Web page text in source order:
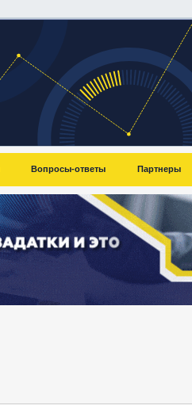
Вопросы-ответы Партнеры